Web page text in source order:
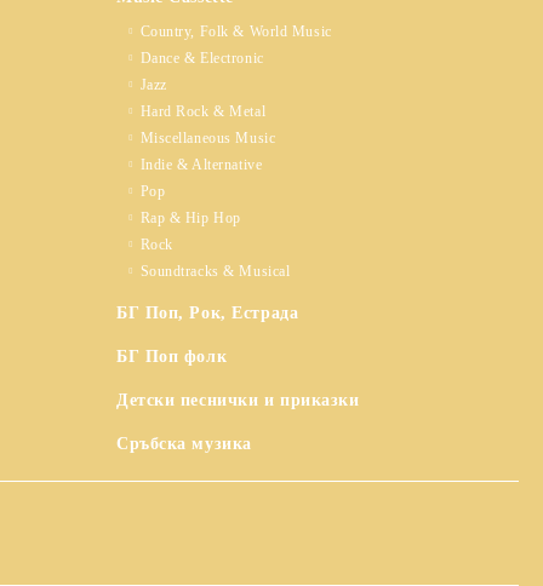
Country, Folk & World Music
Dance & Electronic
Jazz
Hard Rock & Metal
Miscellaneous Music
Indie & Alternative
Pop
Rap & Hip Hop
Rock
Soundtracks & Musical
БГ Поп, Рок, Естрада
БГ Поп фолк
Детски песнички и приказки
Сръбска музика